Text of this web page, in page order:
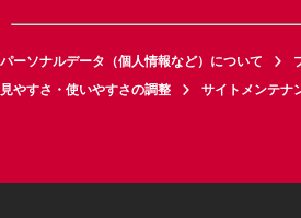
パーソナルデータ（個人情報など）について
見やすさ・使いやすさの調整
サイトメンテナ